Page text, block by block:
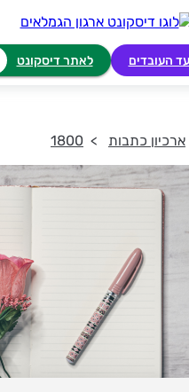
העובדים לאתר דיסקונט
ארכיון כתבות 1800